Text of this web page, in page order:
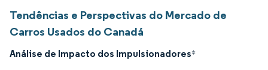
Tendências e Perspectivas do Mercado de
Carros Usados do Canadá
Análise de Impacto dos Impulsionadores*